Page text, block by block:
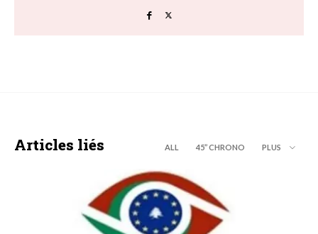
Articles liés ALL 45’’ CHRONO PLUS